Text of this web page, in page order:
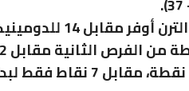
وسجل المنتخب الوطني 12 نقطة من حالات الترن
فيما تميزت دكة بدلاء المنتخب الوطني بـ32 نقطة، مقابل 7